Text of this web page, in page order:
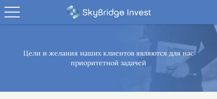
Цели и желания наших клиентов являются для нас
приоритетной задачей